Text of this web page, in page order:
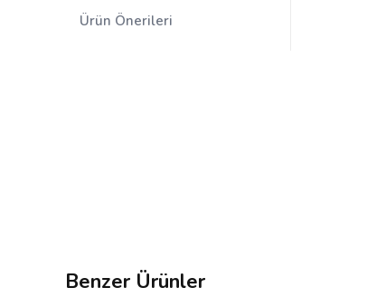
Ürün Önerileri
Benzer Ürünler